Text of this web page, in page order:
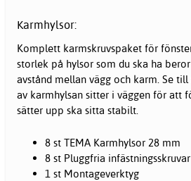
Karmhylsor:
Komplett karmskruvspaket för
storlek på hylsor som du ska ha
avstånd mellan vägg och karm. Se
av karmhylsan sitter i väggen för att
sätter upp ska sitta stabilt.
8 st TEMA Karmhylsor 28 mm
8 st Pluggfria infästningsskruvar
1 st Montageverktyg